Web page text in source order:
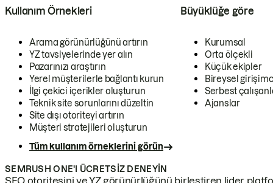
Kullanım Örnekleri
Arama görünürlüğünü artırın
YZ tavsiyelerinde yer alın
Pazarınızı araştırın
Yerel müşterilerle bağlantı kurun
İlgi çekici içerikler oluşturun
Teknik site sorunlarını düzeltin
Site dışı otoriteyi artırın
Müşteri stratejileri oluşturun
Tüm kullanım örneklerini görün
Büyüklüğe göre
Kurumsal
Orta ölçekli
Küçük ekipler
Bireysel
Serbest
Ajanslar
SEMRUSH ONE'I ÜCRETSIZ DENEYIN
SEO otoritesini ve YZ görünürlüğünü birleştiren lider